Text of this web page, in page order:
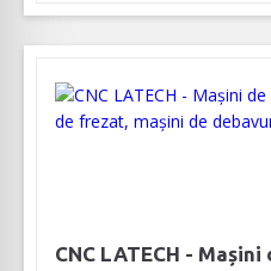
CNC LATECH -